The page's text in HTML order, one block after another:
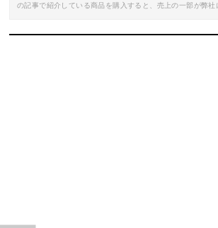
の記事で紹介している商品を購入すると、売上の一部が弊社
編集部おすすめキャン